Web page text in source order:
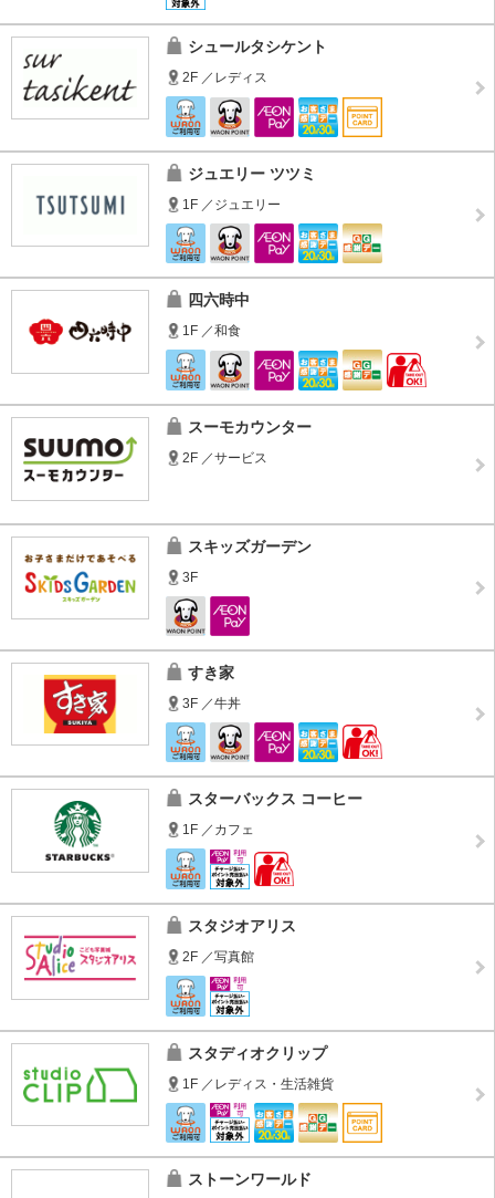
シュールタシケント
2F ／レディス
ジュエリー ツツミ
1F ／ジュエリー
四六時中
1F ／和食
スーモカウンター
2F ／サービス
スキッズガーデン
3F
すき家
3F ／牛丼
スターバックス コーヒー
1F ／カフェ
スタジオアリス
2F ／写真館
スタディオクリップ
1F ／レディス・生活雑貨
ストーンワールド